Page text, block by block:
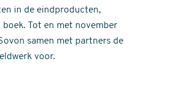
in de eindproducten,
boek. Tot en met november
samen met partners de
voor.